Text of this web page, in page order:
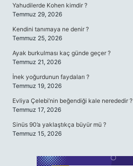
Yahudilerde Kohen kimdir ?
Temmuz 29, 2026
Kendini tanımaya ne denir ?
Temmuz 25, 2026
Ayak burkulması kaç günde geçer ?
Temmuz 21, 2026
İnek yoğurdunun faydaları ?
Temmuz 19, 2026
Evliya Çelebi’nin beğendiği kale nerededir ?
Temmuz 17, 2026
Sinüs 90’a yaklaştıkça büyür mü ?
Temmuz 15, 2026